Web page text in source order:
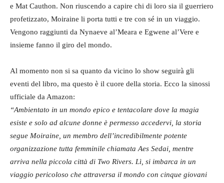
e Mat Cauthon. Non riuscendo a capire chi di loro sia il guerriero
profetizzato, Moiraine li porta tutti e tre con sé in un viaggio.
Vengono raggiunti da Nynaeve al’Meara e Egwene al’Vere e
insieme fanno il giro del mondo.
Al momento non si sa quanto da vicino lo show seguirà gli
eventi del libro, ma questo è il cuore della storia. Ecco la sinossi
ufficiale da Amazon:
“Ambientato in un mondo epico e tentacolare dove la magia
esiste e solo ad alcune donne è permesso accedervi, la storia
segue Moiraine, un membro dell’incredibilmente potente
organizzazione tutta femminile chiamata Aes Sedai, mentre
arriva nella piccola città di Two Rivers. Lì, si imbarca in un
viaggio pericoloso che attraversa il mondo con cinque giovani